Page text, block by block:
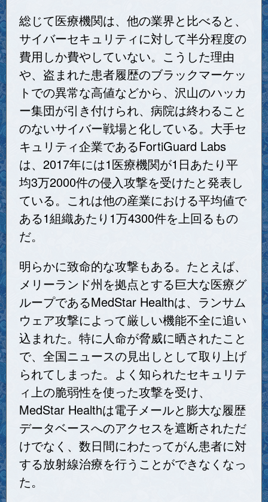
総じて医療機関は、他の業界と比べると、
サイバーセキュリティに対して半分程度の
費用しか費やしていない。こうした理由
や、盗まれた患者履歴のブラックマーケッ
トでの異常な高値などから、沢山のハッカ
ー集団が引き付けられ、病院は終わること
のないサイバー戦場と化している。大手セ
キュリティ企業であるFortiGuard Labs
は、2017年には1医療機関が1日あたり平
均3万2000件の侵入攻撃を受けたと発表し
ている。これは他の産業における平均値で
ある1組織あたり1万4300件を上回るもの
だ。
明らかに致命的な攻撃もある。たとえば、
メリーランド州を拠点とする巨大な医療グ
ループであるMedStar Healthは、ランサム
ウェア攻撃によって厳しい機能不全に追い
込まれた。特に人命が脅威に晒されたこと
で、全国ニュースの見出しとして取り上げ
られてしまった。よく知られたセキュリテ
ィ上の脆弱性を使った攻撃を受け、
MedStar Healthは電子メールと膨大な履歴
データベースへのアクセスを遮断されただ
けでなく、数日間にわたってがん患者に対
する放射線治療を行うことができなくなっ
た。